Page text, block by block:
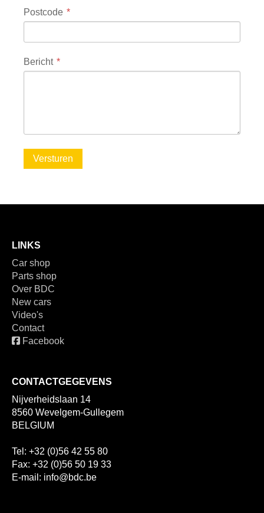
Postcode
Bericht
Versturen
LINKS
Car shop
Parts shop
Over BDC
New cars
Video's
Contact
Facebook
CONTACTGEGEVENS
Nijverheidslaan 14
8560 Wevelgem-Gullegem
BELGIUM
Tel: +32 (0)56 42 55 80
Fax: +32 (0)56 50 19 33
E-mail: info@bdc.be